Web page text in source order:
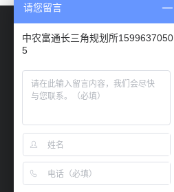
请您留言
中农富通长三角规划所1599637050
5